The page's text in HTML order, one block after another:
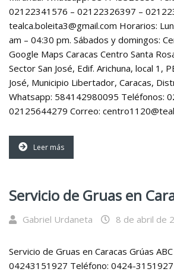
02122341576 – 02122326397 –
tealca.boleita3@gmail.com Horarios:
am – 04:30 pm. Sábados y domingos:
Google Maps Caracas Centro Santa
Sector San José, Edif. Arichuna, local 1,
José, Municipio Libertador, Caracas,
Whatsapp: 584142980095 Teléfonos:
02125644279 Correo:
Leer más
Servicio de Gruas en
Gabriel Urdaneta 8 de abril de
Servicio de Gruas en Caracas Grúas
04243151927 Teléfono: 0424-